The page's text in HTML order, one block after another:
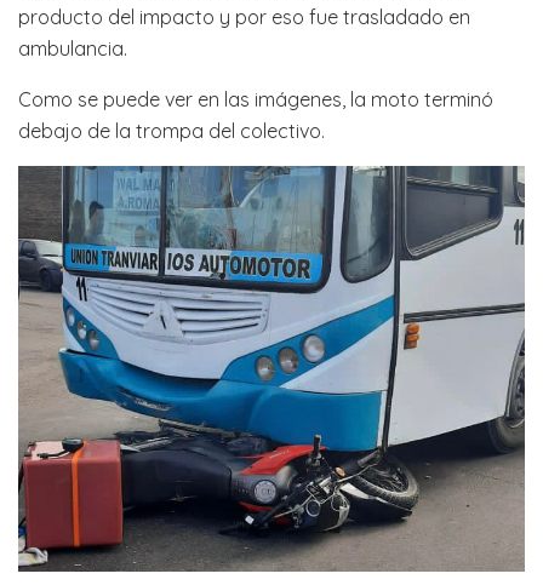
producto del impacto y por eso fue trasladado en
ambulancia.
Como se puede ver en las imágenes, la moto terminó
debajo de la trompa del colectivo.